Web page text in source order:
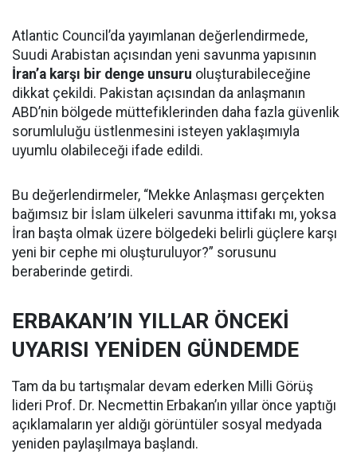
Atlantic Council’da yayımlanan değerlendirmede,
Suudi Arabistan açısından yeni savunma yapısının
İran’a karşı bir denge unsuru oluşturabileceğine
dikkat çekildi. Pakistan açısından da anlaşmanın
ABD’nin bölgede müttefiklerinden daha fazla güvenlik
sorumluluğu üstlenmesini isteyen yaklaşımıyla
uyumlu olabileceği ifade edildi.
Bu değerlendirmeler, “Mekke Anlaşması gerçekten
bağımsız bir İslam ülkeleri savunma ittifakı mı, yoksa
İran başta olmak üzere bölgedeki belirli güçlere karşı
yeni bir cephe mi oluşturuluyor?” sorusunu
beraberinde getirdi.
ERBAKAN’IN YILLAR ÖNCEKİ
UYARISI YENİDEN GÜNDEMDE
Tam da bu tartışmalar devam ederken Milli Görüş
lideri Prof. Dr. Necmettin Erbakan’ın yıllar önce yaptığı
açıklamaların yer aldığı görüntüler sosyal medyada
yeniden paylaşılmaya başlandı.